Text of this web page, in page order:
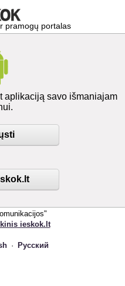
pramogų portalas
aplikaciją savo išmaniajam
ieskok.lt
· Русский